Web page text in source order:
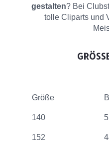
gestalten? Bei
tolle Cliparts und
Größe
140
152